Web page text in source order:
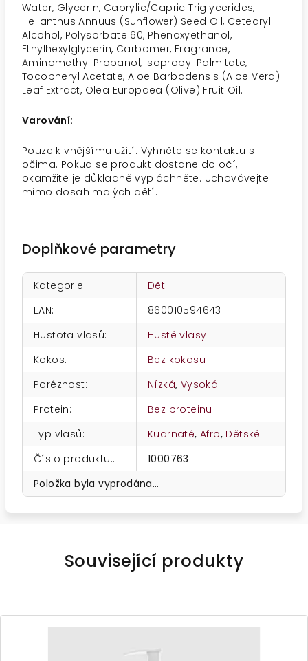
Water, Glycerin, Caprylic/Capric Triglycerides,
Helianthus Annuus (Sunflower) Seed Oil, Cetearyl
Alcohol, Polysorbate 60, Phenoxyethanol,
Ethylhexylglycerin, Carbomer, Fragrance,
Aminomethyl Propanol, Isopropyl Palmitate,
Tocopheryl Acetate, Aloe Barbadensis (Aloe Vera)
Leaf Extract, Olea Europaea (Olive) Fruit Oil.
Varování:
Pouze k vnějšímu užití. Vyhněte se kontaktu s
očima. Pokud se produkt dostane do očí,
okamžitě je důkladně vypláchněte. Uchovávejte
mimo dosah malých dětí.
Doplňkové parametry
Kategorie:
Děti
EAN:
860010594643
Hustota vlasů:
Husté vlasy
Kokos:
Bez kokosu
Poréznost: Nízká, Vysoká
Protein:
Bez proteinu
Typ vlasů: Kudrnaté,Afro, Dětské
Číslo produktu::
1000763
Položka byla vyprodána…
Související produkty